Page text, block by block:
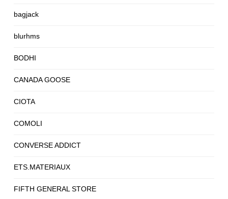
bagjack
blurhms
BODHI
CANADA GOOSE
CIOTA
COMOLI
CONVERSE ADDICT
ETS.MATERIAUX
FIFTH GENERAL STORE